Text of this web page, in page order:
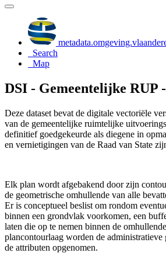
Search
Map
DSI - Gemeentelijke RUP
Deze dataset bevat de digitale vectoriële
van de gemeentelijke ruimtelijke
definitief goedgekeurde als diegene in
en vernietigingen van de Raad van State
Elk plan wordt afgebakend door zijn
de geometrische omhullende van alle
Er is conceptueel beslist om rondom
binnen een grondvlak voorkomen, een
laten die op te nemen binnen de
plancontourlaag worden de administratieve
de attributen opgenomen.